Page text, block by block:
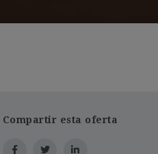
Compartir esta oferta